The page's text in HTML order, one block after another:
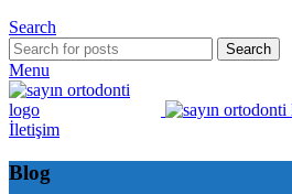
Search
Search
Menu
İletişim
Blog